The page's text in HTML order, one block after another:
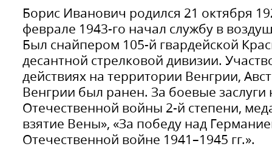
Борис Иванович родился 21 октября
феврале 1943-го начал службу в
Был снайпером 105-й гвардейской
десантной стрелковой дивизии.
действиях на территории Венгрии,
Венгрии был ранен. За боевые
Отечественной войны 2-й степени,
взятие Вены», «За победу над
Отечественной войне 1941–1945 гг.».